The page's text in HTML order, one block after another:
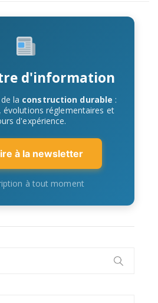
d'information
la construction durable :
évolutions réglementaires et
d'expérience.
à la newsletter
à tout moment